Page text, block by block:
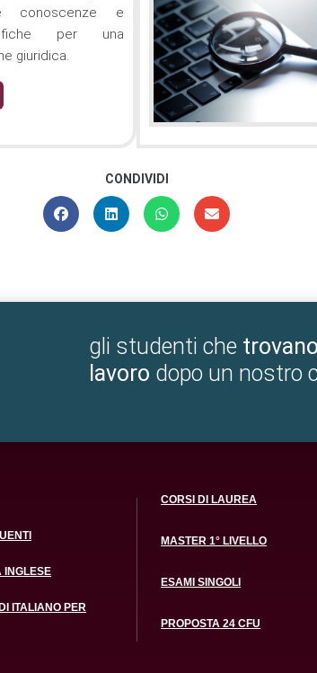
conoscenze e
per una
giuridica.
CONDIVIDI
gli studenti che
lavoro dopo un nostro
INGLESE
ITALIANO PER
CORSI DI LAUREA
MASTER 1° LIVELLO
ESAMI SINGOLI
PROPOSTA 24 CFU